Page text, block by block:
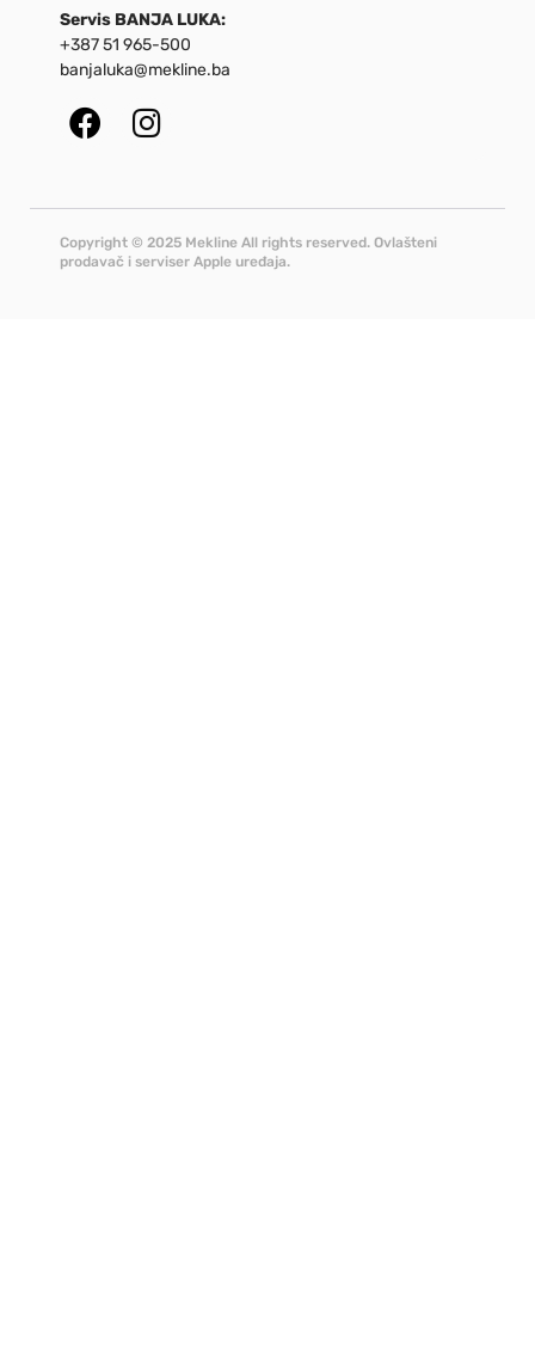
Servis BANJA LUKA:
+387 51 965-500
banjaluka@mekline.ba
Copyright © 2025 Mekline All rights reserved. Ovlašteni
prodavač i serviser Apple uređaja.